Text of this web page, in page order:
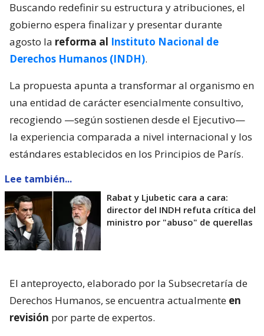
Buscando redefinir su estructura y atribuciones, el
gobierno espera finalizar y presentar durante
agosto la reforma al Instituto Nacional de
Derechos Humanos (INDH).
La propuesta apunta a transformar al organismo en
una entidad de carácter esencialmente consultivo,
recogiendo —según sostienen desde el Ejecutivo—
la experiencia comparada a nivel internacional y los
estándares establecidos en los Principios de París.
Lee también...
Rabat y Ljubetic cara a cara:
director del INDH refuta crítica del
ministro por "abuso" de querellas
El anteproyecto, elaborado por la Subsecretaría de
Derechos Humanos, se encuentra actualmente en
revisión por parte de expertos.